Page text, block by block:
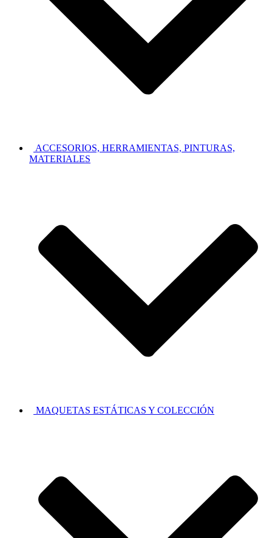
ACCESORIOS, HERRAMIENTAS, PINTURAS,
MATERIALES
MAQUETAS ESTÁTICAS Y COLECCIÓN